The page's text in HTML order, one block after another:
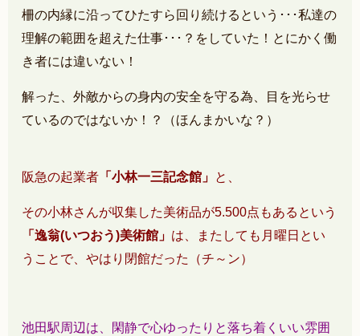
柵の内縁に沿ってひたすら回り続けるという･･･私達の
理解の範囲を超えた仕事･･･？をしていた ！とにかく働
き者には違いない！
解った、外敵からの身内の安全を守る為、目を光らせ
ているのではないか！？（ほんまかいな？）
阪急の起業者 「小林一三記念館」 と、
その小林さんが収集した美術品が5.500点もあるという
「逸翁(いつおう)美術館」 は、
またしても月曜日とい
うことで、やはり閉館だった（チ～ン）
池田駅周辺は、閑静で心ゆったりと落ち着くいい雰囲